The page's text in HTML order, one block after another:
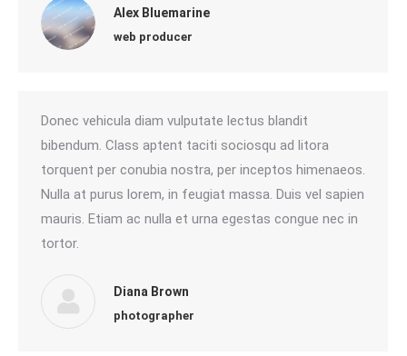
Alex Bluemarine
web producer
Donec vehicula diam vulputate lectus blandit
bibendum. Class aptent taciti sociosqu ad litora
torquent per conubia nostra, per inceptos himenaeos.
Nulla at purus lorem, in feugiat massa. Duis vel sapien
mauris. Etiam ac nulla et urna egestas congue nec in
tortor.
Diana Brown
photographer